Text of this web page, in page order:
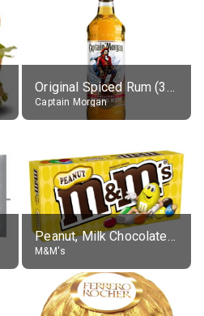
Original Spiced Rum (35% alc.)
Captain Morgan
Peanut, Milk Chocolate Candies
M&M's